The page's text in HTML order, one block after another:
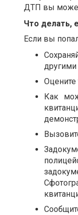
ДТП вы
Что делать,
Если вы
другими
Как